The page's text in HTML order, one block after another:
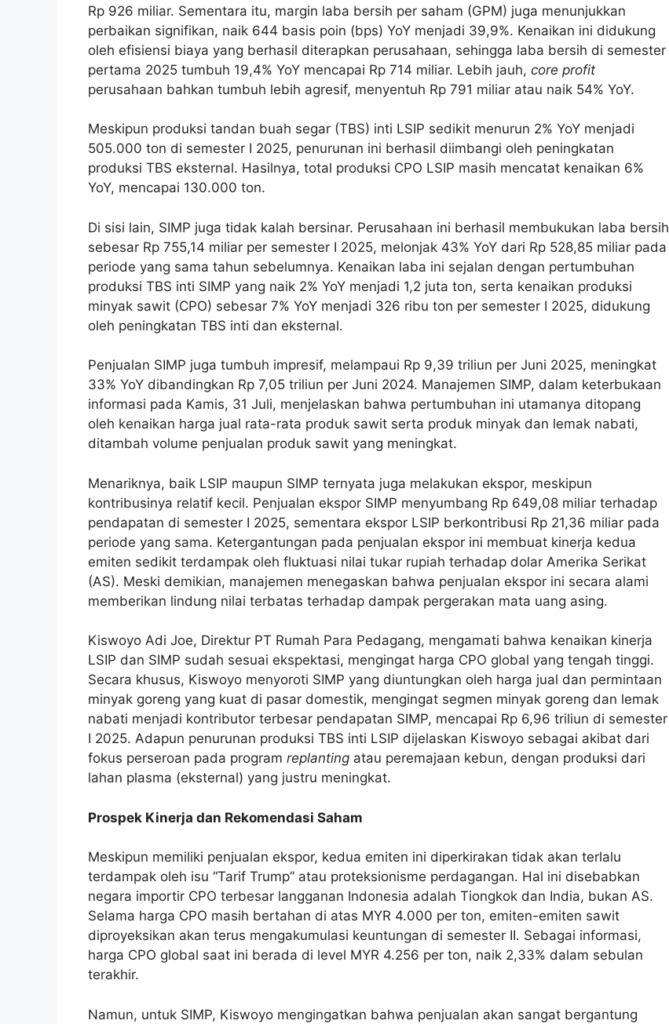
Rp 926 miliar. Sementara itu, margin laba bersih per saham (GPM) juga menunjukkan
perbaikan signifikan, naik 644 basis poin (bps) YoY menjadi 39,9%. Kenaikan ini didukung
oleh efisiensi biaya yang berhasil diterapkan perusahaan, sehingga laba bersih di semester
pertama 2025 tumbuh 19,4% YoY mencapai Rp 714 miliar. Lebih jauh, core profit
perusahaan bahkan tumbuh lebih agresif, menyentuh Rp 791 miliar atau naik 54% YoY.
Meskipun produksi tandan buah segar (TBS) inti LSIP sedikit menurun 2% YoY menjadi
505.000 ton di semester I 2025, penurunan ini berhasil diimbangi oleh peningkatan
produksi TBS eksternal. Hasilnya, total produksi CPO LSIP masih mencatat kenaikan 6%
YoY, mencapai 130.000 ton.
Di sisi lain, SIMP juga tidak kalah bersinar. Perusahaan ini berhasil membukukan laba bersih
sebesar Rp 755,14 miliar per semester I 2025, melonjak 43% YoY dari Rp 528,85 miliar pada
periode yang sama tahun sebelumnya. Kenaikan laba ini sejalan dengan pertumbuhan
produksi TBS inti SIMP yang naik 2% YoY menjadi 1,2 juta ton, serta kenaikan produksi
minyak sawit (CPO) sebesar 7% YoY menjadi 326 ribu ton per semester I 2025, didukung
oleh peningkatan TBS inti dan eksternal.
Penjualan SIMP juga tumbuh impresif, melampaui Rp 9,39 triliun per Juni 2025, meningkat
33% YoY dibandingkan Rp 7,05 triliun per Juni 2024. Manajemen SIMP, dalam keterbukaan
informasi pada Kamis, 31 Juli, menjelaskan bahwa pertumbuhan ini utamanya ditopang
oleh kenaikan harga jual rata-rata produk sawit serta produk minyak dan lemak nabati,
ditambah volume penjualan produk sawit yang meningkat.
Menariknya, baik LSIP maupun SIMP ternyata juga melakukan ekspor, meskipun
kontribusinya relatif kecil. Penjualan ekspor SIMP menyumbang Rp 649,08 miliar terhadap
pendapatan di semester I 2025, sementara ekspor LSIP berkontribusi Rp 21,36 miliar pada
periode yang sama. Ketergantungan pada penjualan ekspor ini membuat kinerja kedua
emiten sedikit terdampak oleh fluktuasi nilai tukar rupiah terhadap dolar Amerika Serikat
(AS). Meski demikian, manajemen menegaskan bahwa penjualan ekspor ini secara alami
memberikan lindung nilai terbatas terhadap dampak pergerakan mata uang asing.
Kiswoyo Adi Joe, Direktur PT Rumah Para Pedagang, mengamati bahwa kenaikan kinerja
LSIP dan SIMP sudah sesuai ekspektasi, mengingat harga CPO global yang tengah tinggi.
Secara khusus, Kiswoyo menyoroti SIMP yang diuntungkan oleh harga jual dan permintaan
minyak goreng yang kuat di pasar domestik, mengingat segmen minyak goreng dan lemak
nabati menjadi kontributor terbesar pendapatan SIMP, mencapai Rp 6,96 triliun di semester
I 2025. Adapun penurunan produksi TBS inti LSIP dijelaskan Kiswoyo sebagai akibat dari
fokus perseroan pada program replanting atau peremajaan kebun, dengan produksi dari
lahan plasma (eksternal) yang justru meningkat.
Prospek Kinerja dan Rekomendasi Saham
Meskipun memiliki penjualan ekspor, kedua emiten ini diperkirakan tidak akan terlalu
terdampak oleh isu “Tarif Trump” atau proteksionisme perdagangan. Hal ini disebabkan
negara importir CPO terbesar langganan Indonesia adalah Tiongkok dan India, bukan AS.
Selama harga CPO masih bertahan di atas MYR 4.000 per ton, emiten-emiten sawit
diproyeksikan akan terus mengakumulasi keuntungan di semester II. Sebagai informasi,
harga CPO global saat ini berada di level MYR 4.256 per ton, naik 2,33% dalam sebulan
terakhir.
Namun, untuk SIMP, Kiswoyo mengingatkan bahwa penjualan akan sangat bergantung